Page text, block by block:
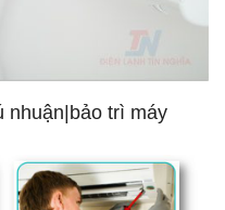
nhuận|bảo trì máy